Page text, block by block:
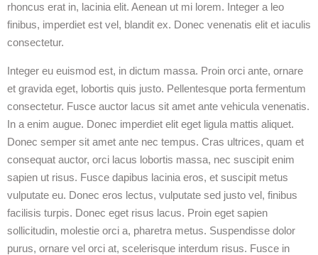
rhoncus erat in, lacinia elit. Aenean ut mi lorem. Integer a leo
finibus, imperdiet est vel, blandit ex. Donec venenatis elit et iaculis
consectetur.
Integer eu euismod est, in dictum massa. Proin orci ante, ornare
et gravida eget, lobortis quis justo. Pellentesque porta fermentum
consectetur. Fusce auctor lacus sit amet ante vehicula venenatis.
In a enim augue. Donec imperdiet elit eget ligula mattis aliquet.
Donec semper sit amet ante nec tempus. Cras ultrices, quam et
consequat auctor, orci lacus lobortis massa, nec suscipit enim
sapien ut risus. Fusce dapibus lacinia eros, et suscipit metus
vulputate eu. Donec eros lectus, vulputate sed justo vel, finibus
facilisis turpis. Donec eget risus lacus. Proin eget sapien
sollicitudin, molestie orci a, pharetra metus. Suspendisse dolor
purus, ornare vel orci at, scelerisque interdum risus. Fusce in